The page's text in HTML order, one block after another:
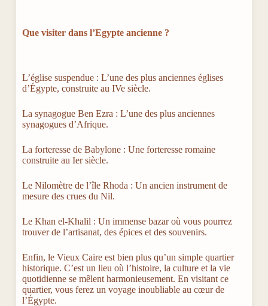
Que visiter dans l’Egypte ancienne ?
L’église suspendue : L’une des plus anciennes églises
d’Égypte, construite au IVe siècle.
La synagogue Ben Ezra : L’une des plus anciennes
synagogues d’Afrique.
La forteresse de Babylone : Une forteresse romaine
construite au Ier siècle.
Le Nilomètre de l’île Rhoda : Un ancien instrument de
mesure des crues du Nil.
Le Khan el-Khalil : Un immense bazar où vous pourrez
trouver de l’artisanat, des épices et des souvenirs.
Enfin, le Vieux Caire est bien plus qu’un simple quartier
historique. C’est un lieu où l’histoire, la culture et la vie
quotidienne se mêlent harmonieusement. En visitant ce
quartier, vous ferez un voyage inoubliable au cœur de
l’Égypte.